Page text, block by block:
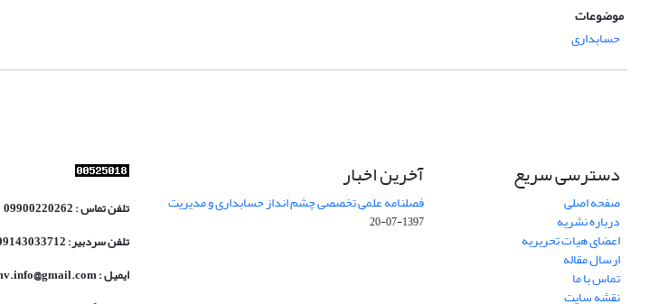
موضوعات
حسابداری
دسترسی سریع
صفحه اصلی
درباره نشریه
اعضای هیات تحریریه
ارسال مقاله
تماس با ما
نقشه سایت
آخرین اخبار
فصلنامه علمی تخصصی چشم انداز حسابداری و مدیریت
1397-07-20
تلفن تماس : 09900220262
تلفن سردبیر: 09143033712
ایمیل : jamv.info@gmail.com